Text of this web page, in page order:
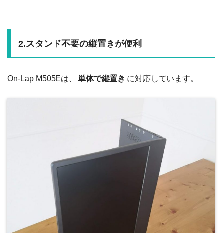
2.スタンド不要の縦置きが便利
On-Lap M505Eは、 単体で縦置き に対応しています。